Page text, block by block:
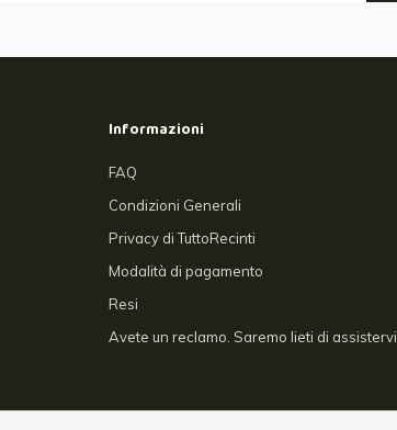
Informazioni
FAQ
Condizioni Generali
Privacy di TuttoRecinti
Modalità di pagamento
Resi
Avete un reclamo. Saremo lieti di assistervi.